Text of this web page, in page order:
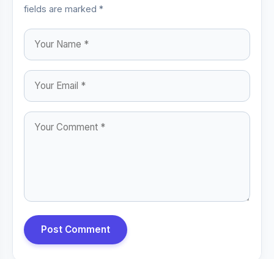
fields are marked *
Post Comment